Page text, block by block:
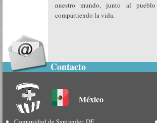
nuestro mundo, junto al pueblo
compartiendo la vida.
Contacto
México